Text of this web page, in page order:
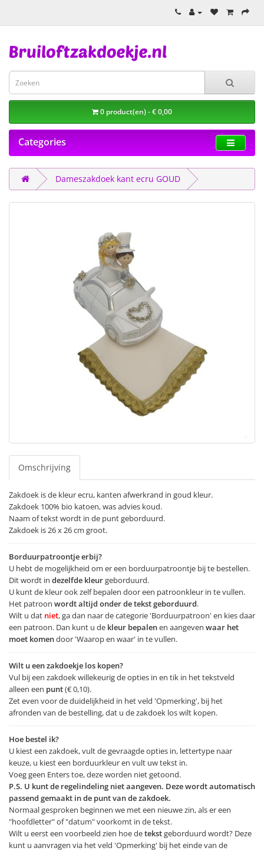
0 product(en) - € 0,00
Categories
Dameszakdoek kant ecru GOUD
Omschrijving
Zakdoek is de kleur ecru, kanten afwerkrand in goud kleur.
Zakdoek 100% bio katoen, was advies koud.
Naam of tekst wordt in de punt geborduurd.
Zakdoek is 26 x 26 cm groot.
Borduurpatroontje erbij?
U hebt de mogelijkheid om er een borduurpatroontje bij te bestellen.
Dit wordt in dezelfde kleurgeborduurd.
U kunt de kleur ook zelf bepalen door een patroonkleur in te vullen.
Het patroon wordt altijd onder de tekst geborduurd.
Wilt u dat niet, ga dan naar de categorie 'Borduurpatroon' en kies daar
een patroon. Dan kunt u de kleur bepalenen aangeven waar het
moet komendoor 'Waarop en waar' in te vullen.
Wilt u een zakdoekje los kopen?
Vul bij een zakdoek willekeurig de opties in en tik in het tekstveld
alleen een punt(€ 0,10).
Zet even voor de duidelijkheid in het veld 'Opmerking', bij het
afronden van de bestelling, dat u de zakdoek los wilt kopen.
Hoe bestel ik?
U kiest een zakdoek, vult de gevraagde opties in, lettertype naar
keuze, u kiest een borduurkleur en vult uw tekst in.
Voeg geen Enters toe, deze worden niet getoond.
P.S. U kunt de regelindeling niet aangeven. Deze wordt automatisch
passend gemaakt in de punt van de zakdoek.
Normaal gesproken beginnen we met een nieuwe zin, als er een
"hoofdletter" of "datum" voorkomt in de tekst.
Wilt u eerst een voorbeeld zien hoe detekstgeborduurd wordt? Deze
kunt u aanvragen via het veld 'Opmerking' bij het einde van de